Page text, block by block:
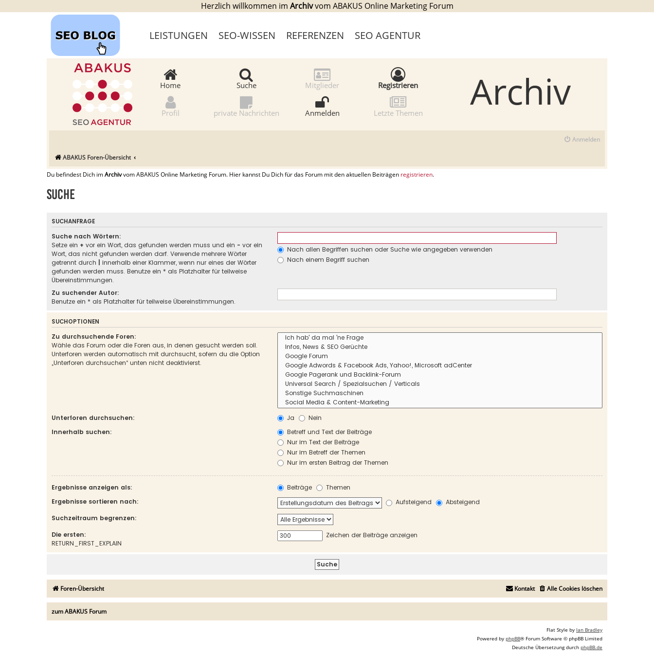
Herzlich willkommen im Archivvom ABAKUS Online Marketing Forum
LEISTUNGEN SEO-WISSEN REFERENZEN SEO AGENTUR
Home
Profil
Suche
private Nachrichten
Mitglieder
Anmelden
Registrieren
Letzte Themen Archiv
Anmelden
ABAKUS Foren-Übersicht
Du befindest Dich imArchivvom ABAKUS Online Marketing Forum. Hier kannst Du Dich für das Forum mit den aktuellen Beiträgen registrieren.
Suche
SUCHANFRAGE
Suche nach Wörtern:
Setze ein + vor ein Wort, das gefunden werden muss und ein - vor ein
Wort, das nicht gefunden werden darf. Verwende mehrere Wörter
getrennt durch
innerhalb einer Klammer, wenn nur eines der Wörter
gefunden werden muss. Benutze ein * als Platzhalter für teilweise
Übereinstimmungen.
Nach allen Begriffen suchen oder Suche wie angegeben verwenden
Nach einem Begriff suchen
Zu suchender Autor:
Benutze ein * als Platzhalter für teilweise Übereinstimmungen.
SUCHOPTIONEN
Zu durchsuchende Foren:
Wähle das Forum oder die Foren aus, in denen gesucht werden soll.
Unterforen werden automatisch mit durchsucht, sofern du die Option
„Unterforen durchsuchen“ unten nicht deaktivierst.
Unterforen durchsuchen: Ja
Nein
Innerhalb suchen:
Betreff und Text der Beiträge
Nur im Text der Beiträge
Nur im Betreff der Themen
Nur im ersten Beitrag der Themen
Ergebnisse anzeigen als: Beiträge
Themen
Ergebnisse sortieren nach:
Aufsteigend
Absteigend
Suchzeitraum begrenzen:
Die ersten:
RETURN_FIRST_EXPLAIN
Zeichen der Beiträge anzeigen
Foren-Übersicht Alle Cookies löschen
Kontakt
zum ABAKUS Forum
Flat Style by Ian Bradley
Powered by phpBB® Forum Software © phpBB Limited
Deutsche Übersetzung durch phpBB.de